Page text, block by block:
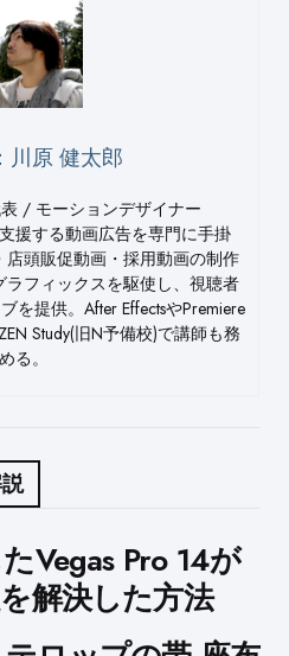
川原 健太郎
/ モーションデザイナー
援する動画広告を専門に手掛
頭販促動画・採用動画の制作
フィックスを駆使し、視聴者
を提供。After EffectsやPremiere
Study(旧N予備校)で講師も務
める。
Vegas Pro 14が
解決した方法